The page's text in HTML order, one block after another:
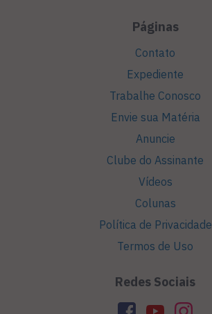
Páginas
Contato
Expediente
Trabalhe Conosco
Envie sua Matéria
Anuncie
Clube do Assinante
Vídeos
Colunas
Política de Privacidade
Termos de Uso
Redes Sociais